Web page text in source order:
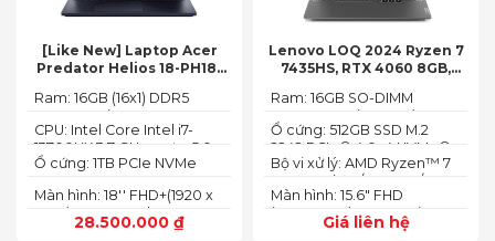
[Like New] Laptop Acer
Predator Helios 18-PH18-
13700HX, RTX 4060 8GB,
16GB, SSD 1TB, 18″ FHD+
165HZ)
28.500.000 ₫
Màn hình: 18'' FHD+(1920 x
1200) 165 Hz In-plane
Switching (IPS)
Ổ cứng: 1TB PCIe NVMe
CPU: Intel Core Intel i7-
13700HX 3.7 GHz up to 5.0
GHz 30MB
Ram: 16GB (16x1) DDR5
4800MHz (2x SO-DIMM
socket, up to 32GB
Lenovo LOQ 2024 Ryzen 7
7435HS, RTX 4060 8GB,
144Hz, 100% sRGB
Giá liên hệ
Màn hình: 15.6" FHD
(1920x1080) IPS 300nits
Anti-glare, 100% sRGB,
Bộ vi xử lý: AMD Ryzen™ 7
74355HS (8C / 16T, 3.8 /
5.1GHz, 8MB L2 / 16MB L3)
Ổ cứng: 512GB SSD M.2
2242 PCIe® 4.0x4 NVMe®
(2 slots nvme)
Ram: 16GB SO-DIMM
DDR5-5600 (max 64)